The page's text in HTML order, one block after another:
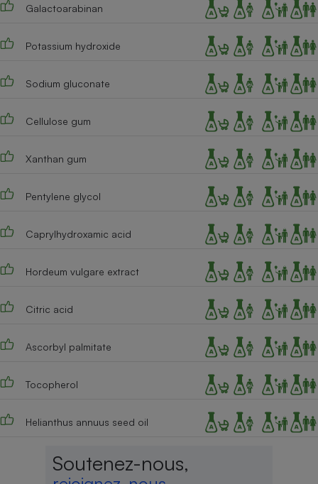
Galactoarabinan
Potassium hydroxide
Sodium gluconate
Cellulose gum
Xanthan gum
Pentylene glycol
Caprylhydroxamic acid
Hordeum vulgare extract
Citric acid
Ascorbyl palmitate
Tocopherol
Helianthus annuus seed oil
Soutenez-nous,